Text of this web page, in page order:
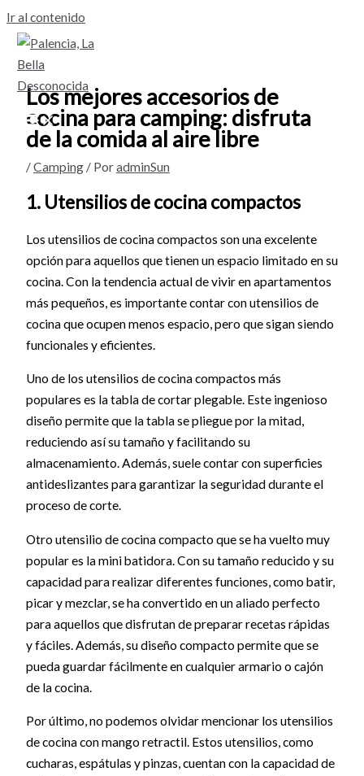
Ir al contenido
Los mejores accesorios de
cocina para camping: disfruta
de la comida al aire libre
/Camping/ PoradminSun
1. Utensilios de cocina compactos
Los utensilios de cocina compactos son una excelente
opción para aquellos que tienen un espacio limitado en su
cocina. Con la tendencia actual de vivir en apartamentos
más pequeños, es importante contar con utensilios de
cocina que ocupen menos espacio, pero que sigan siendo
funcionales y eficientes.
Uno de los utensilios de cocina compactos más
populares es la tabla de cortar plegable. Este ingenioso
diseño permite que la tabla se pliegue por la mitad,
reduciendo así su tamaño y facilitando su
almacenamiento. Además, suele contar con superficies
antideslizantes para garantizar la seguridad durante el
proceso de corte.
Otro utensilio de cocina compacto que se ha vuelto muy
popular es la mini batidora. Con su tamaño reducido y su
capacidad para realizar diferentes funciones, como batir,
picar y mezclar, se ha convertido en un aliado perfecto
para aquellos que disfrutan de preparar recetas rápidas
y fáciles. Además, su diseño compacto permite que se
pueda guardar fácilmente en cualquier armario o cajón
de la cocina.
Por último, no podemos olvidar mencionar los utensilios
de cocina con mango retractil. Estos utensilios, como
cucharas, espátulas y pinzas, cuentan con la capacidad de